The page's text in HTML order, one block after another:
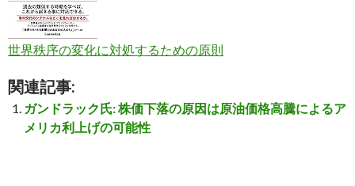
世界秩序の変化に対処するための原則
関連記事:
ガンドラック氏: 株価下落の原因は原油価格高騰によるア
メリカ利上げの可能性